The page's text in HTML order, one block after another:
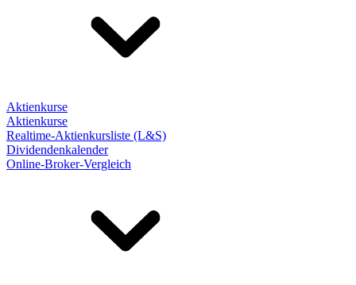
Aktienkurse
Aktienkurse
Realtime-Aktienkursliste (L&S)
Dividendenkalender
Online-Broker-Vergleich